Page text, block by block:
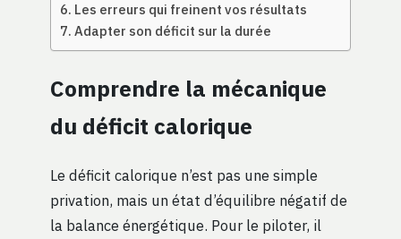
Les erreurs qui freinent vos résultats
Adapter son déficit sur la durée
Comprendre la mécanique
du déficit calorique
Le déficit calorique n’est pas une simple
privation, mais un état d’équilibre négatif de
la balance énergétique. Pour le piloter, il